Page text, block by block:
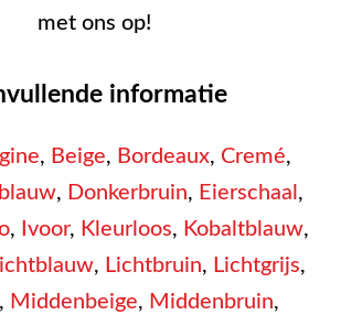
met ons op!
informatie
, Beige, Bordeaux, Cremé,
, Donkerbruin, Eierschaal ,
, Ivoor, Kleurloos, Kobaltblauw,
, Lichtbruin, Lichtgrijs,
, Middenbeige, Middenbruin,